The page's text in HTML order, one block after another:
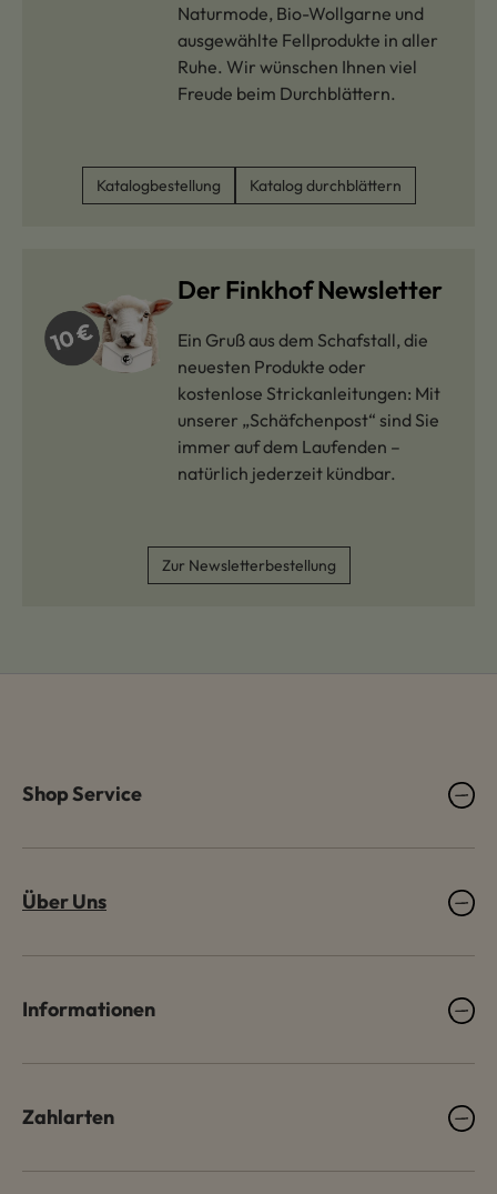
Naturmode, Bio-Wollgarne und
ausgewählte Fellprodukte in aller
Ruhe. Wir wünschen Ihnen viel
Freude beim Durchblättern.
Katalogbestellung Katalog durchblättern
Der Finkhof Newsletter
Ein Gruß aus dem Schafstall, die
neuesten Produkte oder
kostenlose Strickanleitungen: Mit
unserer „Schäfchenpost“ sind Sie
immer auf dem Laufenden –
natürlich jederzeit kündbar.
Zur Newsletterbestellung
Shop Service
Über Uns
Informationen
Zahlarten